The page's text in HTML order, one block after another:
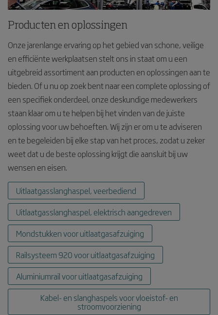
Producten en oplossingen
Onze jarenlange ervaring op het gebied van schone, veilige
en efficiënte werkplaatsen stelt ons in staat om u een
uitgebreid assortiment aan producten en oplossingen aan te
bieden. Of u nu op zoek bent naar een complete oplossing of
een specifiek onderdeel, onze deskundige medewerkers
staan klaar om u te helpen bij het vinden van de juiste
oplossing voor uw behoeften. Wij zijn er om u te adviseren
en te begeleiden bij elke stap van het proces, zodat u zeker
weet dat u de beste oplossing krijgt die aansluit bij uw
wensen en eisen.
Uitlaatgasslanghaspel, veerbediend
Uitlaatgasslanghaspel, elektrisch aangedreven
Mondstukken voor uitlaatgasafzuiging
Railsysteem 920 voor uitlaatgasafzuiging
Aluminiumrail voor uitlaatgasafzuiging
Kabel- en slanghaspels voor vloeistof- en
stroomvoorziening